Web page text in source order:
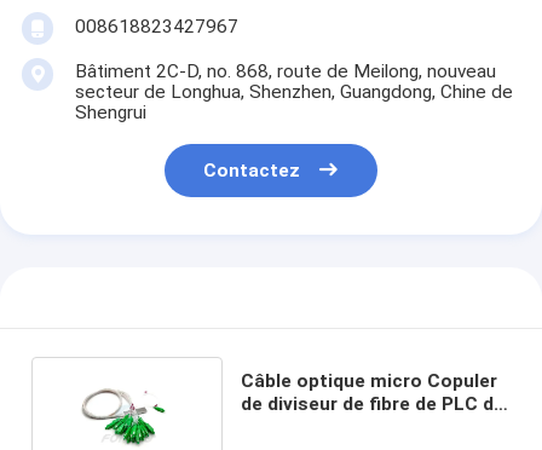
008618823427967
Bâtiment 2C-D, no. 868, route de Meilong, nouveau
secteur de Longhua, Shenzhen, Guangdong, Chine de
Shengrui
Contactez
Câble optique micro Copuler
de diviseur de fibre de PLC de